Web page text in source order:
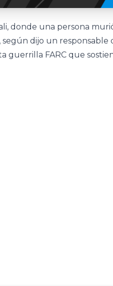
donde una persona
dijo un responsable
guerrilla FARC que